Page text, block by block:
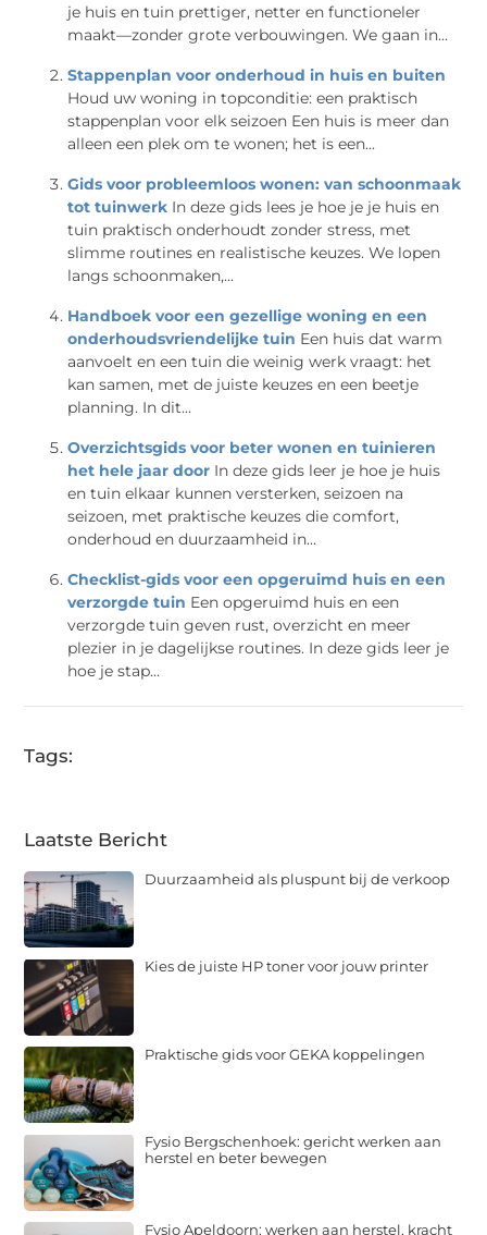
je huis en tuin prettiger, netter en functioneler
maakt—zonder grote verbouwingen. We gaan in...
Stappenplan voor onderhoud in huis en buiten
Houd uw woning in topconditie: een praktisch
stappenplan voor elk seizoen Een huis is meer dan
alleen een plek om te wonen; het is een...
Gids voor probleemloos wonen: van schoonmaak
tot tuinwerk In deze gids lees je hoe je je huis en
tuin praktisch onderhoudt zonder stress, met
slimme routines en realistische keuzes. We lopen
langs schoonmaken,...
Handboek voor een gezellige woning en een
onderhoudsvriendelijke tuin Een huis dat warm
aanvoelt en een tuin die weinig werk vraagt: het
kan samen, met de juiste keuzes en een beetje
planning. In dit...
Overzichtsgids voor beter wonen en tuinieren
het hele jaar door In deze gids leer je hoe je huis
en tuin elkaar kunnen versterken, seizoen na
seizoen, met praktische keuzes die comfort,
onderhoud en duurzaamheid in...
Checklist-gids voor een opgeruimd huis en een
verzorgde tuin Een opgeruimd huis en een
verzorgde tuin geven rust, overzicht en meer
plezier in je dagelijkse routines. In deze gids leer je
hoe je stap...
Tags:
Laatste Bericht
Duurzaamheid als pluspunt bij de verkoop
Kies de juiste HP toner voor jouw printer
Praktische gids voor GEKA koppelingen
Fysio Bergschenhoek: gericht werken aan
herstel en beter bewegen
Fysio Apeldoorn: werken aan herstel, kracht